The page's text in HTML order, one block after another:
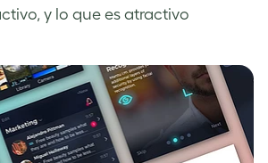
y lo que es atractivo